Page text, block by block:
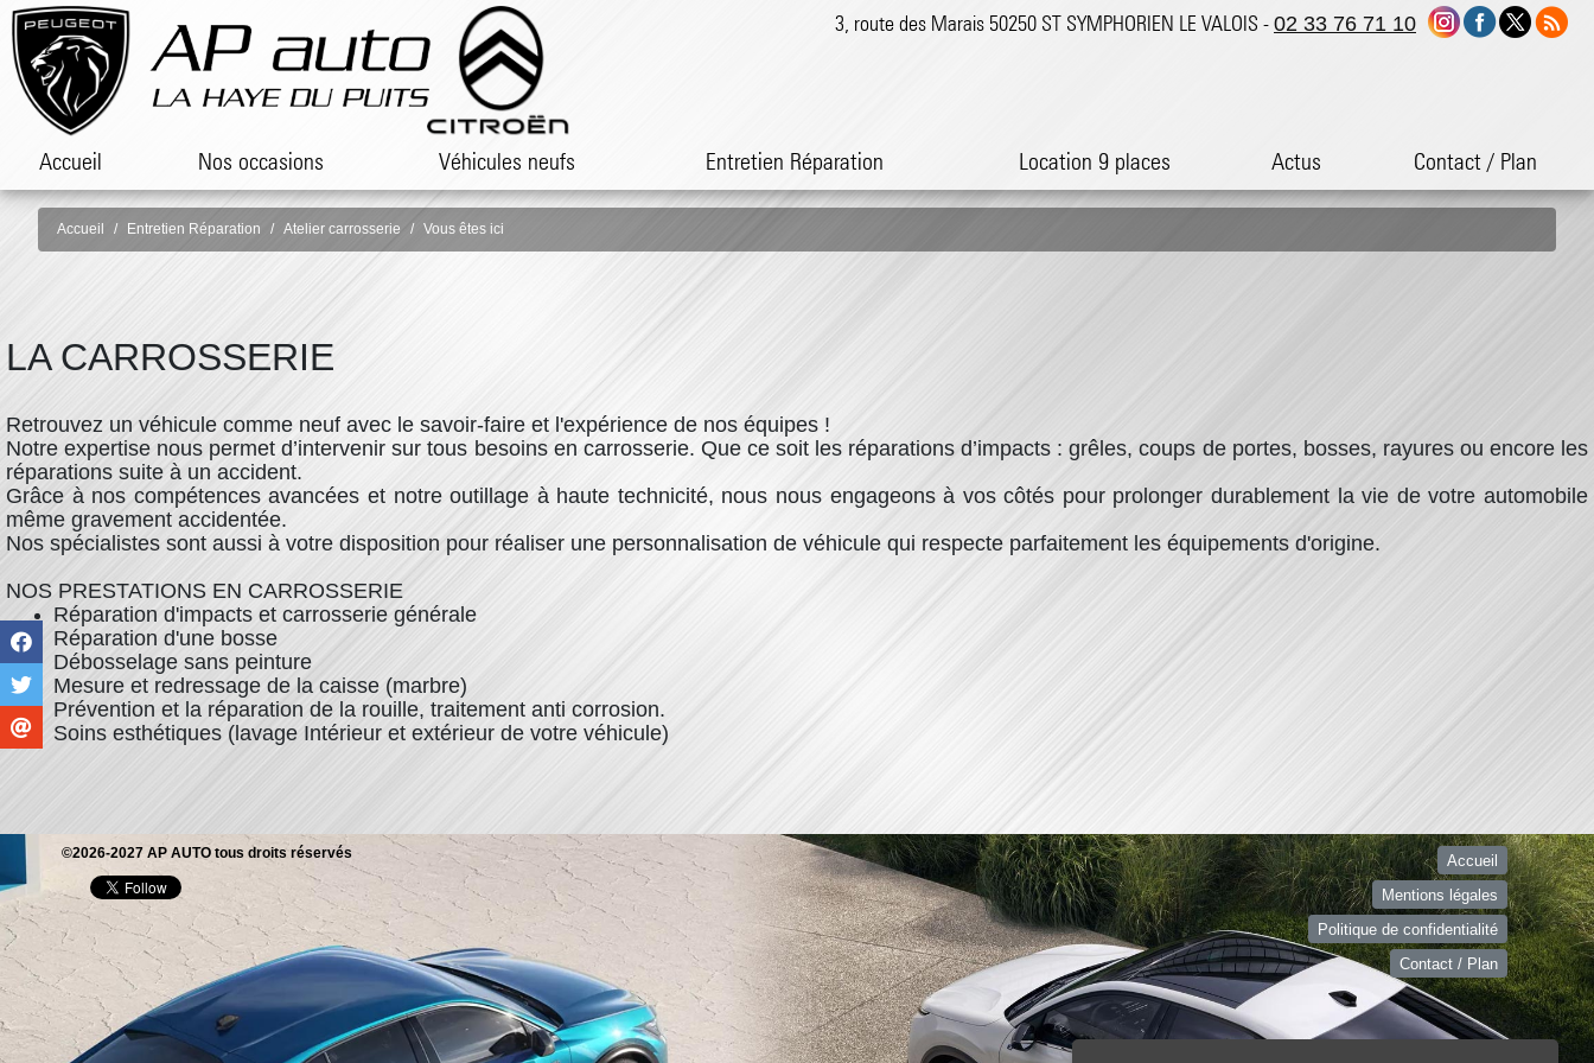
Accueil Nos occasions Véhicules neufs Entretien Réparation Location 9 places Actus Contact / Plan
3, route des Marais 50250 ST SYMPHORIEN LE VALOIS - 02 33 76 71 10
Accueil Entretien Réparation Atelier carrosserie Vous êtes ici
LA CARROSSERIE
Retrouvez un véhicule comme neuf avec le savoir-faire et l'expérience de nos équipes !
Notre expertise nous permet d’intervenir sur tous besoins en carrosserie. Que ce soit les réparations d’impacts : grêles, coups de portes, bosses, rayures ou encore les
réparations suite à un accident.
Grâce à nos compétences avancées et notre outillage à haute technicité, nous nous engageons à vos côtés pour prolonger durablement la vie de votre automobile
même gravement accidentée.
Nos spécialistes sont aussi à votre disposition pour réaliser une personnalisation de véhicule qui respecte parfaitement les équipements d'origine.
NOS PRESTATIONS EN CARROSSERIE
Réparation d'impacts et carrosserie générale
Réparation d'une bosse
Débosselage sans peinture
Mesure et redressage de la caisse (marbre)
Prévention et la réparation de la rouille, traitement anti corrosion.
Soins esthétiques (lavage Intérieur et extérieur de votre véhicule)
©2026-2027 AP AUTO tous droits réservés
Accueil
Mentions légales
Politique de confidentialité
Contact / Plan